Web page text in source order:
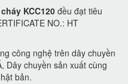
KCC120 đều đạt tiêu
NO.: HT
công nghệ trên dây chuyền
Dây chuyền sản xuất cùng
bản.